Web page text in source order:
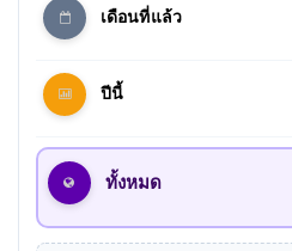
เดือนที่แล้ว
ปีนี้
ทั้งหมด